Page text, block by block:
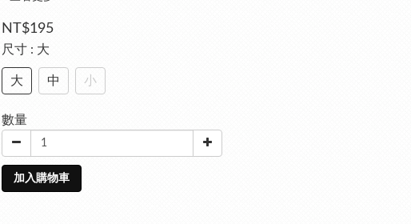
NT$195
尺寸 : 大
大 中 小
數量
加入購物車